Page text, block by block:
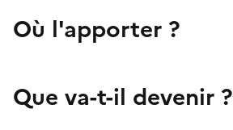
Où l'apporter ?
Que va-t-il devenir ?